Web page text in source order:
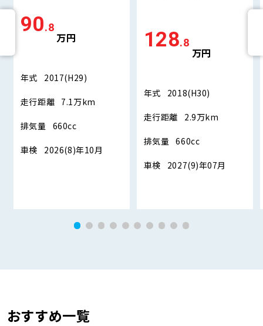
90.8
万円
年式 2017(H29)
走行距離 7.1万km
排気量 660cc
車検 2026(8)年10月
128.8
万円
年式 2018(H30)
走行距離 2.9万km
排気量 660cc
車検 2027(9)年07月
おすすめ一覧